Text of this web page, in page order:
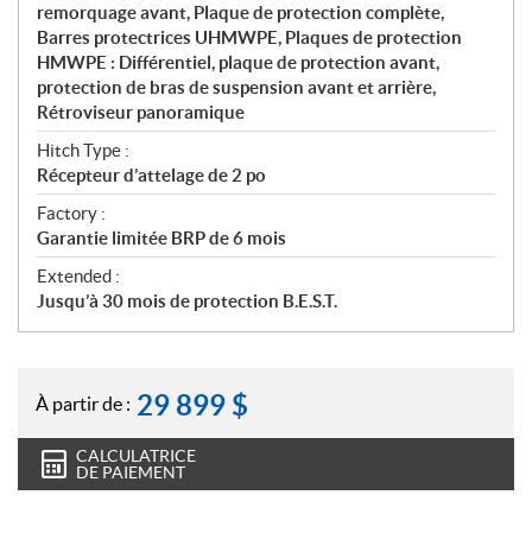
remorquage avant, Plaque de protection complète,
Barres protectrices UHMWPE, Plaques de protection
HMWPE : Différentiel, plaque de protection avant,
protection de bras de suspension avant et arrière,
Rétroviseur panoramique
Hitch Type :
Récepteur d’attelage de 2 po
Factory :
Garantie limitée BRP de 6 mois
Extended :
Jusqu’à 30 mois de protection B.E.S.T.
À partir de : 29 899 $
CALCULATRICE
DE PAIEMENT